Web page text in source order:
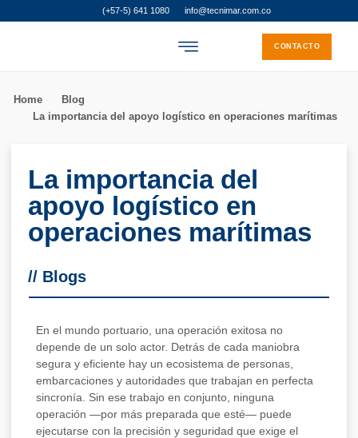
(+57-5) 641 1080 info@tecnimar.com.co
CONTACTO
Home
Blog
La importancia del apoyo logístico en operaciones marítimas
La importancia del
apoyo logístico en
operaciones marítimas
// Blogs
En el mundo portuario, una operación exitosa no
depende de un solo actor. Detrás de cada maniobra
segura y eficiente hay un ecosistema de personas,
embarcaciones y autoridades que trabajan en perfecta
sincronía. Sin ese trabajo en conjunto, ninguna
operación —por más preparada que esté— puede
ejecutarse con la precisión y seguridad que exige el